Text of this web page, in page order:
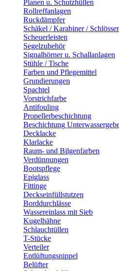
Planen u. Schutzhüllen
Rollreffanlagen
Ruckdämpfer
Schäkel / Karabiner / Schlösser
Scheuerleisten
Segelzubehör
Signalhörner u. Schallanlagen
Stühle / Tische
Farben und Pflegemittel
Grundierungen
Spachtel
Vorstrichfarbe
Antifouling
Propellerbeschichtung
Beschichtung
Decklacke
Klarlacke
Raum- und Bilgenfarben
Verdünnungen
Bootspflege
Epiglass
Fittinge
Deckseinfüllstutzen
Borddurchlässe
Wassereinlass mit Sieb
Kugelhähne
Schlauchtüllen
T-Stücke
Verteiler
Entlüftungsnippel
Belüfter